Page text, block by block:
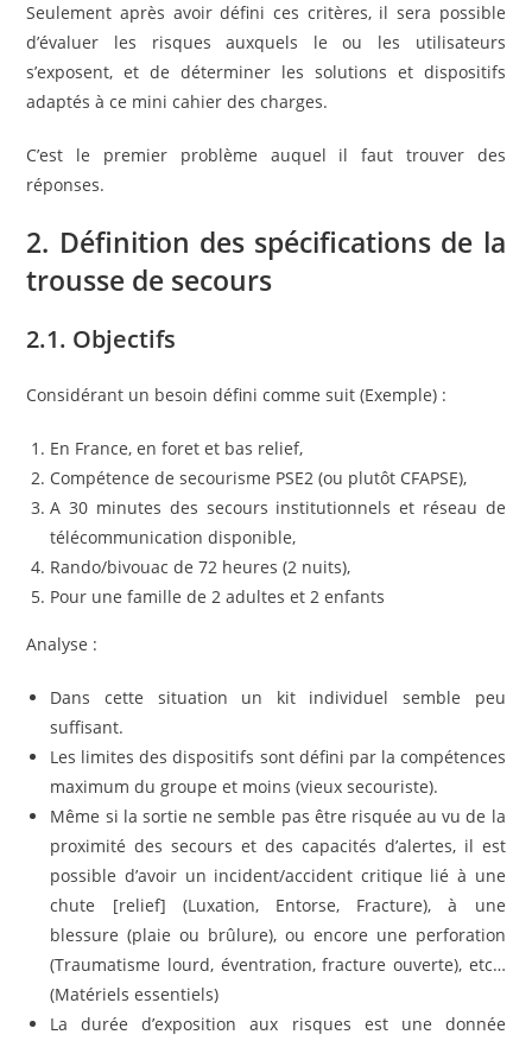
Seulement après avoir défini ces critères, il sera possible
d’évaluer les risques auxquels le ou les utilisateurs
s’exposent, et de déterminer les solutions et dispositifs
adaptés à ce mini cahier des charges.
C’est le premier problème auquel il faut trouver des
réponses.
2. Définition des spécifications de la
trousse de secours
2.1. Objectifs
Considérant un besoin défini comme suit (Exemple) :
En France, en foret et bas relief,
Compétence de secourisme PSE2 (ou plutôt CFAPSE),
A 30 minutes des secours institutionnels et réseau de
télécommunication disponible,
Rando/bivouac de 72 heures (2 nuits),
Pour une famille de 2 adultes et 2 enfants
Analyse :
Dans cette situation un kit individuel semble peu
suffisant.
Les limites des dispositifs sont défini par la compétences
maximum du groupe et moins (vieux secouriste).
Même si la sortie ne semble pas être risquée au vu de la
proximité des secours et des capacités d’alertes, il est
possible d’avoir un incident/accident critique lié à une
chute [relief] (Luxation, Entorse, Fracture), à une
blessure (plaie ou brûlure), ou encore une perforation
(Traumatisme lourd, éventration, fracture ouverte), etc…
(Matériels essentiels)
La durée d’exposition aux risques est une donnée